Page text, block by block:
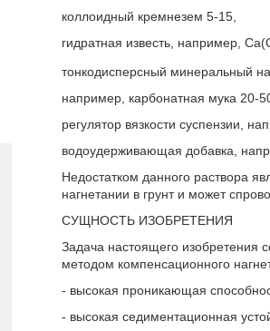
коллоидный кремнезем 5-15,
гидратная известь, например,
тонкодисперсный минеральный
например, карбонатная мука 20-
регулятор вязкости суспензии,
водоудерживающая добавка,
Недостатком данного раствора
нагнетании в грунт и может
СУЩНОСТЬ ИЗОБРЕТЕНИЯ
Задача настоящего изобретения
методом компенсационного
- высокая проникающая
- высокая седиментационная